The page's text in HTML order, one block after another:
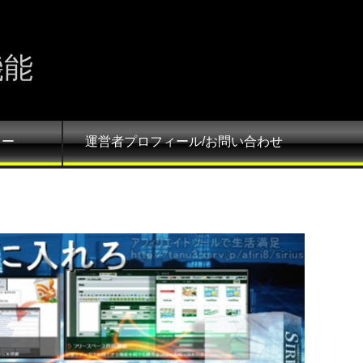
運営者プロフィール/お問い合わせ